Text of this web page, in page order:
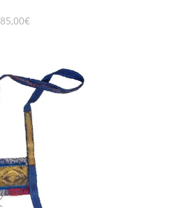
85,00€